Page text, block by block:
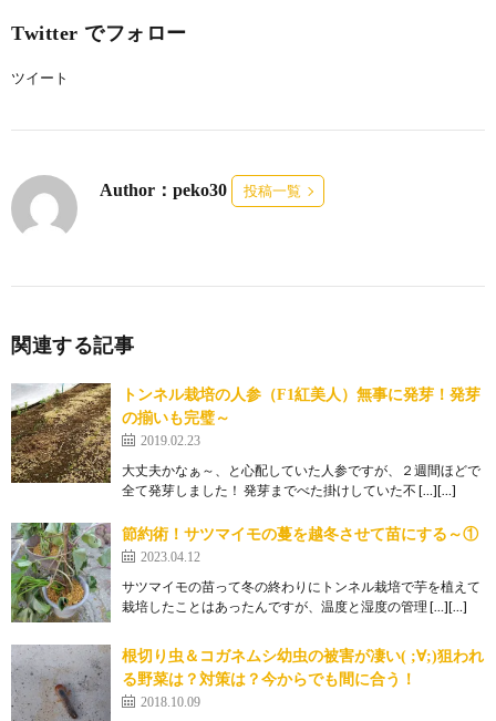
Twitter でフォロー
ツイート
Author：peko30 投稿一覧
関連する記事
トンネル栽培の人参（F1紅美人）無事に発芽！発芽
の揃いも完璧～
2019.02.23
大丈夫かなぁ～、と心配していた人参ですが、２週間ほどで
全て発芽しました！ 発芽までべた掛けしていた不 […][…]
節約術！サツマイモの蔓を越冬させて苗にする～①
2023.04.12
サツマイモの苗って冬の終わりにトンネル栽培で芋を植えて
栽培したことはあったんですが、温度と湿度の管理 […][…]
根切り虫＆コガネムシ幼虫の被害が凄い( ;∀;)狙われ
る野菜は？対策は？今からでも間に合う！
2018.10.09